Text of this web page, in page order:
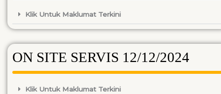
Klik Untuk Maklumat Terkini
ON SITE SERVIS 12/12/2024
Klik Untuk Maklumat Terkini